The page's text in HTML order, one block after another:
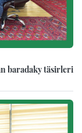
baradaky täsirleri